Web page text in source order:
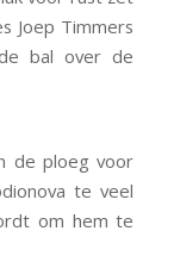
Joep Timmers
bal over de
de ploeg voor
te veel
om hem te